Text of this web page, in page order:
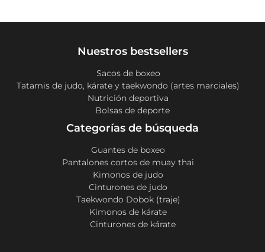
Nuestros bestsellers
Sacos de boxeo
Tatamis de judo, kárate y taekwondo (artes marciales)
Nutrición deportiva
Bolsas de deporte
Categorías de búsqueda
Guantes de boxeo
Pantalones cortos de muay thai
Kimonos de judo
Cinturones de judo
Taekwondo Dobok (traje)
Kimonos de kárate
Cinturones de kárate